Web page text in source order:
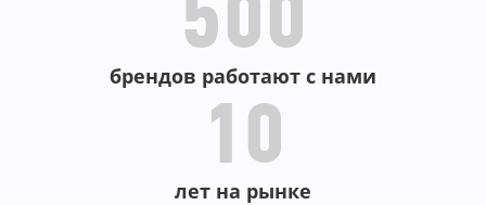
500
брендов работают с нами
10
лет на рынке